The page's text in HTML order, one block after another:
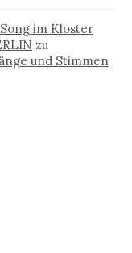
im Kloster
zu
und Stimmen